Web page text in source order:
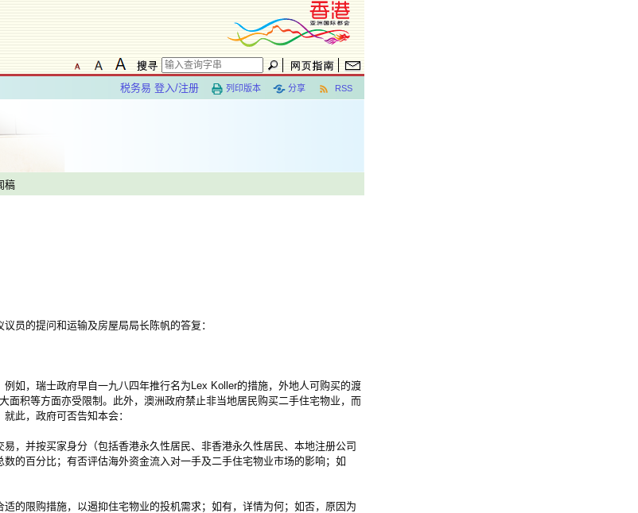
RSS
分享
列印版本
税务易 登入/注册
稿
的提问和运输及房屋局局长陈帆的答复：
，瑞士政府早自一九八四年推行名为Lex Koller的措施，外地人可购买的渡
面积等方面亦受限制。此外，澳洲政府禁止非当地居民购买二手住宅物业，而
此，政府可否告知本会：
，并按买家身分（包括香港永久性居民、非香港永久性居民、本地注册公司
的百分比；有否评估海外资金流入对一手及二手住宅物业市场的影响；如
的限购措施，以遏抑住宅物业的投机需求；如有，详情为何；如否，原因为